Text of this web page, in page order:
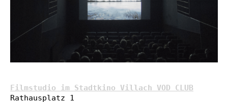
Filmstudio im Stadtkino Villach VOD CLUB
Rathausplatz 1